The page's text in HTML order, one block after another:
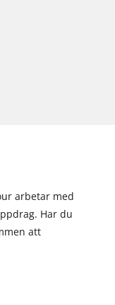
arbetar med
Har du
att